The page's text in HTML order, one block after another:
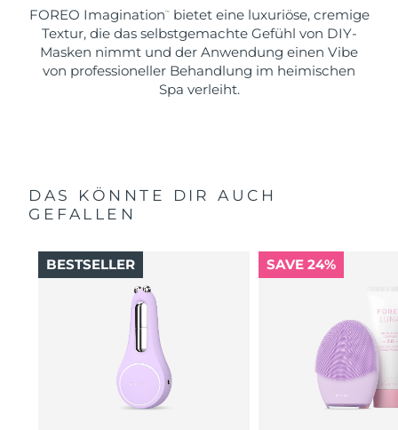
FOREO Imagination ™
bietet eine luxuriöse, cremige
Textur, die das selbstgemachte Gefühl von DIY-
Masken nimmt und der Anwendung einen Vibe
von professioneller Behandlung im heimischen
Spa verleiht.
DAS KÖNNTE DIR AUCH
GEFALLEN
BESTSELLER SAVE 24%